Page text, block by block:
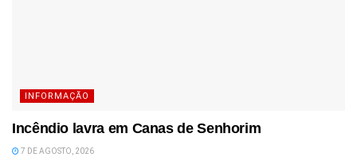
INFORMAÇÃO
Incêndio lavra em Canas de Senhorim
7 DE AGOSTO, 2026